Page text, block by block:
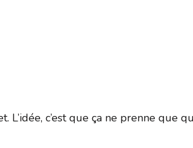
c’est que ça ne prenne que